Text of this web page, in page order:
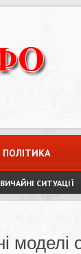
ПОЛІТИКА
СИТУАЦІЇ
моделі